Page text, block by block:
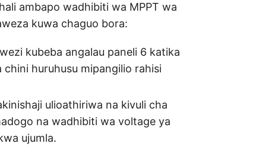
ambapo wadhibiti wa MPPT wa
kuwa chaguo bora:
kubeba angalau paneli 6 katika
huruhusu mipangilio rahisi
ulioathiriwa na kivuli cha
na wadhibiti wa voltage ya
ujumla.